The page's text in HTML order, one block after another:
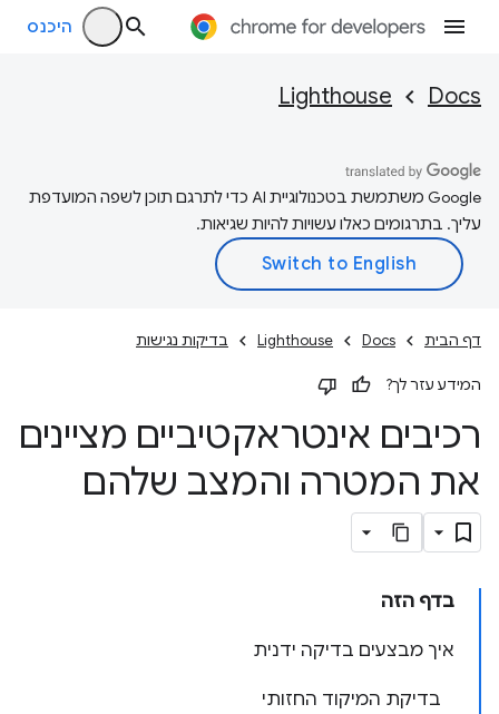
היכנס
Docs
Lighthouse
‫Google משתמשת בטכנולוגיית AI כדי לתרגם תוכן לשפה המועדפת
עליך. בתרגומים כאלו עשויות להיות שגיאות.
דף הבית Docs
Lighthouse בדיקות נגישות
המידע עזר לך?
רכיבים אינטראקטיביים מציינים
את המטרה והמצב שלהם
בדף הזה
איך מבצעים בדיקה ידנית
בדיקת המיקוד החזותי